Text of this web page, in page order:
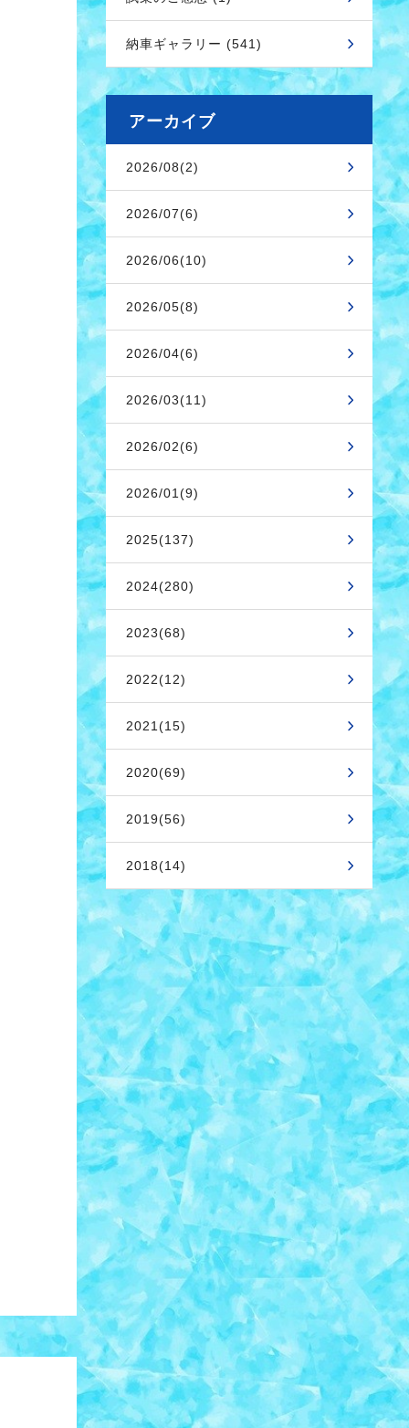
納車ギャラリー (541)
アーカイブ
2026/08(2)
2026/07(6)
2026/06(10)
2026/05(8)
2026/04(6)
2026/03(11)
2026/02(6)
2026/01(9)
2025(137)
2024(280)
2023(68)
2022(12)
2021(15)
2020(69)
2019(56)
2018(14)